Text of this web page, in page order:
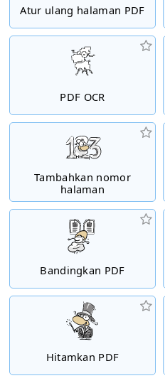
Atur ulang halaman PDF
PDF OCR
Tambahkan nomor
halaman
Bandingkan PDF
Hitamkan PDF